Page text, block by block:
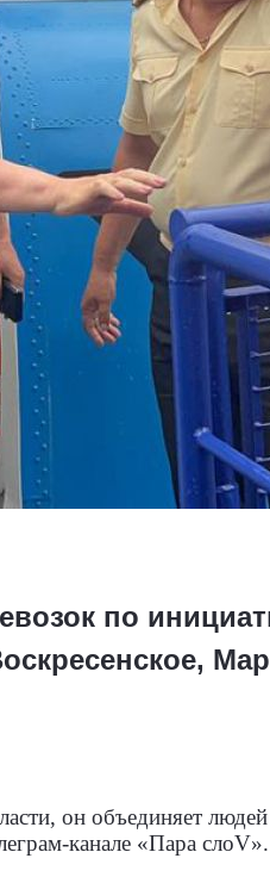
по
он объединяет
канале «Пара слоV».